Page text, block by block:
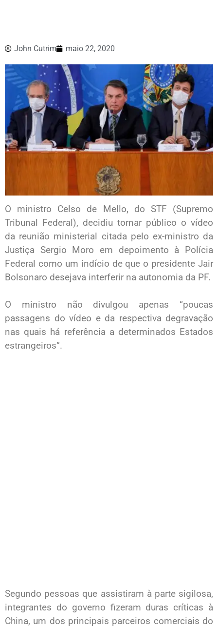
John Cutrim maio 22, 2020
O ministro Celso de Mello, do STF (Supremo
Tribunal Federal), decidiu tornar público o vídeo
da reunião ministerial citada pelo ex-ministro da
Justiça Sergio Moro em depoimento à Polícia
Federal como um indício de que o presidente Jair
Bolsonaro desejava interferir na autonomia da PF.
O ministro não divulgou apenas “poucas
passagens do vídeo e da respectiva degravação
nas quais há referência a determinados Estados
estrangeiros”.
Segundo pessoas que assistiram à parte sigilosa,
integrantes do governo fizeram duras críticas à
China, um dos principais parceiros comerciais do